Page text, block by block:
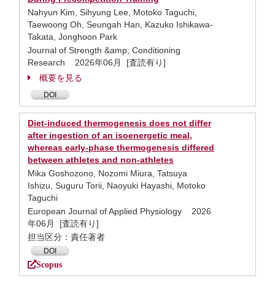
Nahyun Kim, Sihyung Lee, Motoko Taguchi,
Taewoong Oh, Seungah Han, Kazuko Ishikawa-
Takata, Jonghoon Park
Journal of Strength &amp; Conditioning
Research 2026年06月 [査読有り]
概要を見る
DOI
Diet-induced thermogenesis does not differ
after ingestion of an isoenergetic meal,
whereas early-phase thermogenesis differed
between athletes and non-athletes
Mika Goshozono, Nozomi Miura, Tatsuya
Ishizu, Suguru Torii, Naoyuki Hayashi, Motoko
Taguchi
European Journal of Applied Physiology 2026
年06月 [査読有り]
担当区分：責任著者
DOI
Scopus